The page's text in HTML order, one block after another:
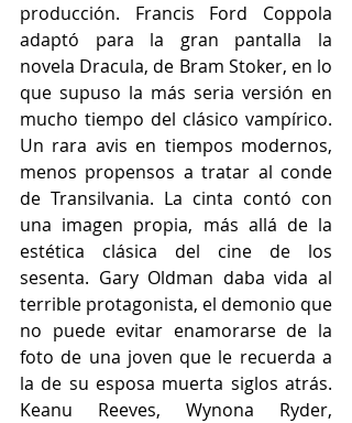
producción. Francis Ford Coppola
adaptó para la gran pantalla la
novela Dracula, de Bram Stoker, en lo
que supuso la más seria versión en
mucho tiempo del clásico vampírico.
Un rara avis en tiempos modernos,
menos propensos a tratar al conde
de Transilvania. La cinta contó con
una imagen propia, más allá de la
estética clásica del cine de los
sesenta. Gary Oldman daba vida al
terrible protagonista, el demonio que
no puede evitar enamorarse de la
foto de una joven que le recuerda a
la de su esposa muerta siglos atrás.
Keanu Reeves, Wynona Ryder,